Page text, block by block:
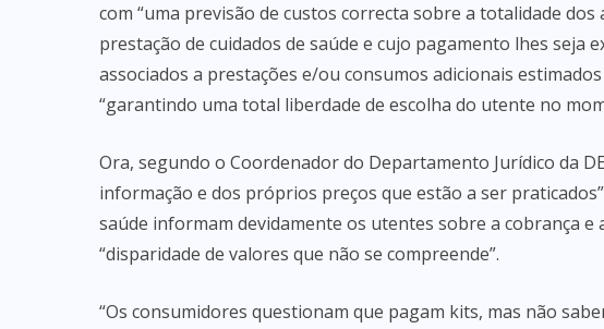
com “uma previsão de custos correcta sobre a totalidade
prestação de cuidados de saúde e cujo pagamento lhes seja
associados a prestações e/ou consumos adicionais
“garantindo uma total liberdade de escolha do utente no
Ora, segundo o Coordenador do Departamento Jurídico da
informação e dos próprios preços que estão a ser
saúde informam devidamente os utentes sobre a cobrança
“disparidade de valores que não se compreende”.
“Os consumidores questionam que pagam kits, mas não